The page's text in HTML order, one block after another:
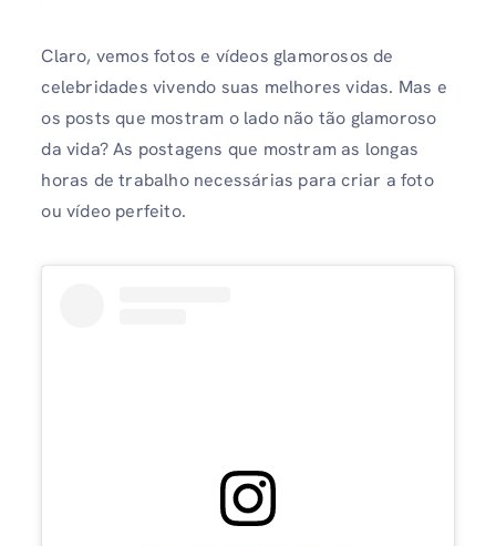
Claro, vemos fotos e vídeos glamorosos de
celebridades vivendo suas melhores vidas. Mas e
os posts que mostram o lado não tão glamoroso
da vida? As postagens que mostram as longas
horas de trabalho necessárias para criar a foto
ou vídeo perfeito.